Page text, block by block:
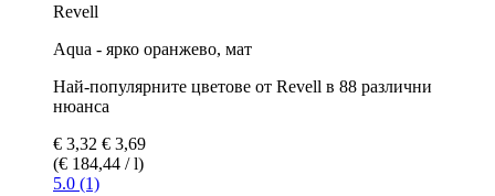
Revell
Aqua - ярко оранжево, мат
Най-популярните цветове от Revell в 88 различни
нюанса
€ 3,32 € 3,69
(€ 184,44 / l)
5.0 (1)